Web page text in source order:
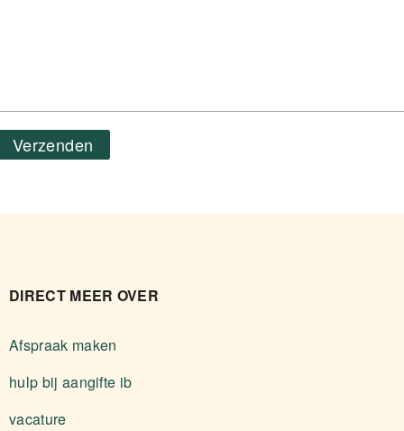
Verzenden
DIRECT MEER OVER
Afspraak maken
hulp bij aangifte ib
vacature